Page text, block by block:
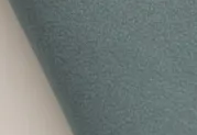
時空間へ